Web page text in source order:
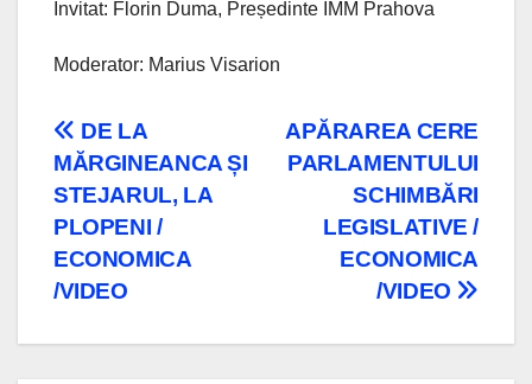
Invitat: Florin Duma, Președinte IMM Prahova
Moderator: Marius Visarion
Navigare
în
articole
APĂRAREA CERE
PARLAMENTULUI
SCHIMBĂRI
LEGISLATIVE /
ECONOMICA
/VIDEO
DE LA
MĂRGINEANCA ȘI
STEJARUL, LA
PLOPENI /
ECONOMICA
/VIDEO